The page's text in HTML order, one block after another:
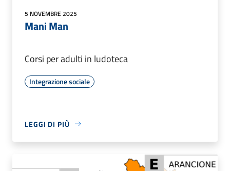
5 NOVEMBRE 2025
Mani Man
Corsi per adulti in ludoteca
Integrazione sociale
LEGGI DI PIÙ